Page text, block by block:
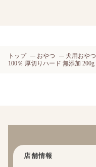
トップ おやつ 犬用おやつ
100％ 厚切りハード 無添加 200g
店舗情報